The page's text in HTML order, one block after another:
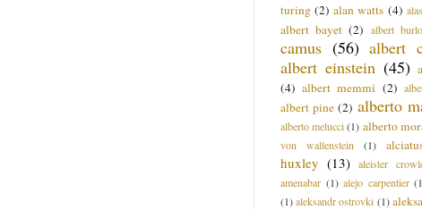
turing (2) alan watts (4)
albert bayet (2) albert
camus (56) albert
albert einstein (45)
(4) albert memmi (2)
albert pine (2) alberto
alberto melucci (1) alberto
von wallenstein
(1)
huxley (13) aleister
amenabar (1) alejo carpentier
(1) aleksandr ostrovki (1)